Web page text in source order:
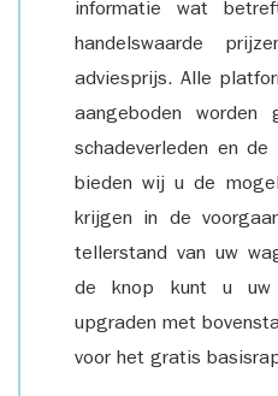
informatie wat
handelswaarde
adviesprijs. Alle
aangeboden worden
schadeverleden en
bieden wij u de
krijgen in de
tellerstand van uw
de knop kunt u uw
upgraden met
voor het gratis